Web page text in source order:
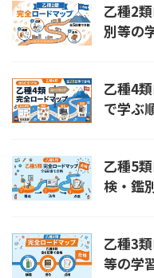
乙種2
別等の
乙種4
で学ぶ
乙種5
検・鑑
乙種3
等の学